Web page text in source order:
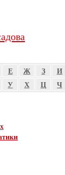
Е Ж З И
У Х Ц Ч